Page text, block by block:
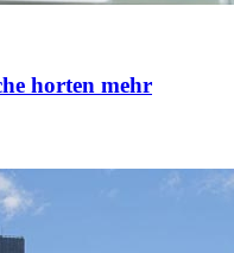
horten mehr